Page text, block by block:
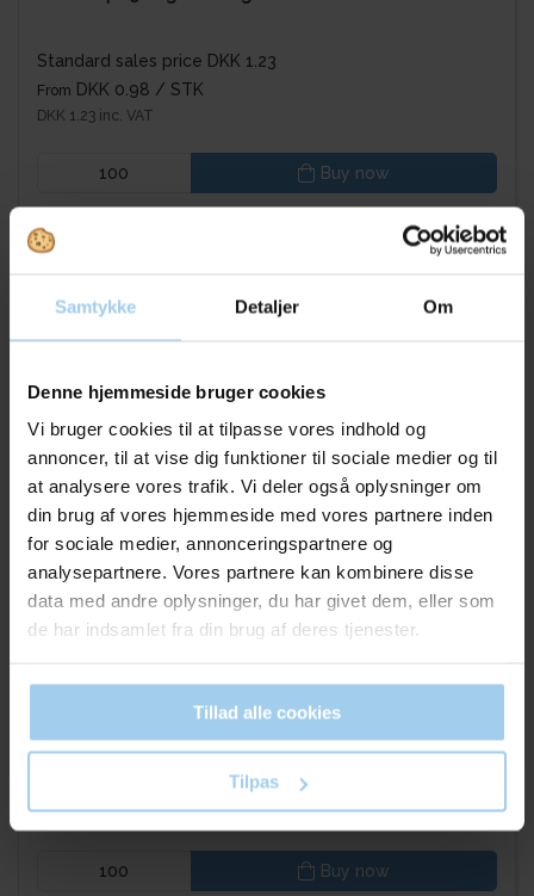
Samtykke Detaljer Om
Denne hjemmeside bruger cookies
Vi bruger cookies til at tilpasse vores indhold og
annoncer, til at vise dig funktioner til sociale medier og til
at analysere vores trafik. Vi deler også oplysninger om
din brug af vores hjemmeside med vores partnere inden
for sociale medier, annonceringspartnere og
analysepartnere. Vores partnere kan kombinere disse
data med andre oplysninger, du har givet dem, eller som
de har indsamlet fra din brug af deres tjenester.
Tillad alle cookies
Tilpas
Standard sales price DKK 1.23
From DKK 0.98 / STK
DKK 1.23 inc. VAT
Buy now
In stock
Standard sales price DKK 1.30
DKK 1.43 inc. VAT
Buy now